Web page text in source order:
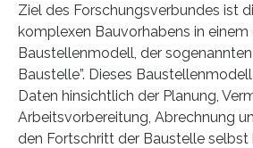
Ziel des Forschungsverbundes ist
komplexen Bauvorhabens in einem
Baustellenmodell, der sogenannten
Baustelle”. Dieses
Daten hinsichtlich der Planung,
Arbeitsvorbereitung, Abrechnung
den Fortschritt der Baustelle selbst